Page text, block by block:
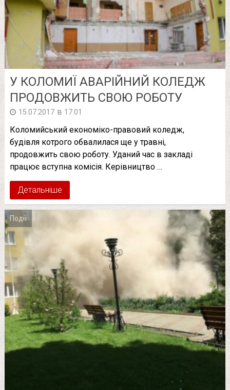
У КОЛОМИЇ АВАРІЙНИЙ КОЛЕДЖ
ПРОДОВЖИТЬ СВОЮ РОБОТУ
15.07.2017 в 17:01
Коломийський економіко-правовий коледж,
будівля котрого обвалилася ще у травні,
продовжить свою роботу. Уданий час в закладі
працює вступна комісія. Керівництво …
Детальніше
Події